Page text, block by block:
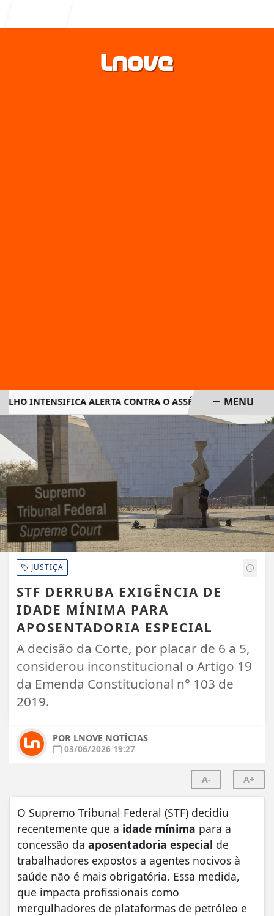
INTENSIFICA ALERTA CONTRA O ASSÉDIO ELEITORAL NAS
EM ALTA
MENU
JUSTIÇA
STF DERRUBA EXIGÊNCIA DE
IDADE MÍNIMA PARA
APOSENTADORIA ESPECIAL
A decisão da Corte, por placar de 6 a 5,
considerou inconstitucional o Artigo 19
da Emenda Constitucional n° 103 de
2019.
POR LNOVE NOTÍCIAS
03/06/2026 19:27
A- A+
O Supremo Tribunal Federal (STF) decidiu
recentemente que a idade mínima para a
concessão da aposentadoria especial de
trabalhadores expostos a agentes nocivos à
saúde não é mais obrigatória. Essa medida,
que impacta profissionais como
mergulhadores de plataformas de petróleo e